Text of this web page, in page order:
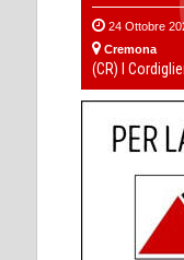
24 Ottobre
Cremona
(CR) I